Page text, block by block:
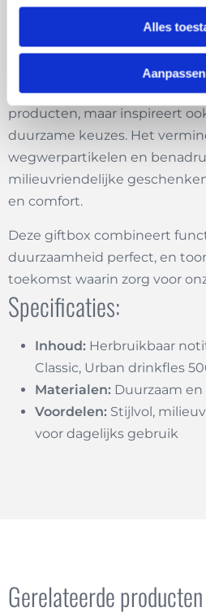
Alles
Aanpassen
Waarom kiezen voor
pakket?
Dit luxe cadeau pakket biedt
producten, maar inspireert
duurzame keuzes. Het
wegwerpartikelen en
milieuvriendelijke
en comfort.
Deze giftbox combineert
duurzaamheid perfect, en
toekomst waarin zorg voor
Specificaties:
Inhoud: Herbruikbaar
Classic, Urban drinkfles
Materialen: Duurzaam en
Voordelen: Stijlvol,
voor dagelijks gebruik
Gerelateerde producten